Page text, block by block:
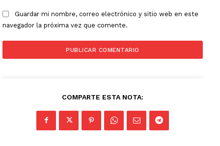
Guardar mi nombre, correo electrónico y sitio web en este
navegador la próxima vez que comente.
COMPARTE ESTA NOTA: